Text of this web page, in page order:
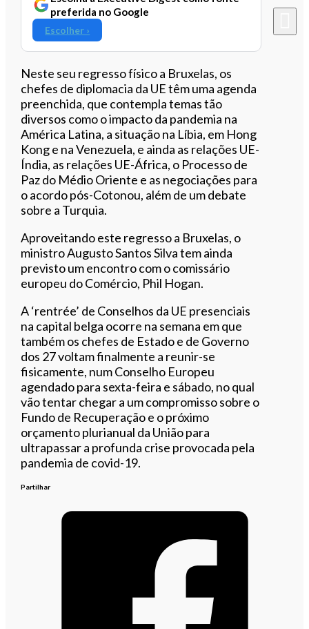
preferida no Google
Escolher ›
Neste seu regresso físico a Bruxelas, os
chefes de diplomacia da UE têm uma agenda
preenchida, que contempla temas tão
diversos como o impacto da pandemia na
América Latina, a situação na Líbia, em Hong
Kong e na Venezuela, e ainda as relações UE-
Índia, as relações UE-África, o Processo de
Paz do Médio Oriente e as negociações para
o acordo pós-Cotonou, além de um debate
sobre a Turquia.
Aproveitando este regresso a Bruxelas, o
ministro Augusto Santos Silva tem ainda
previsto um encontro com o comissário
europeu do Comércio, Phil Hogan.
A ‘rentrée’ de Conselhos da UE presenciais
na capital belga ocorre na semana em que
também os chefes de Estado e de Governo
dos 27 voltam finalmente a reunir-se
fisicamente, num Conselho Europeu
agendado para sexta-feira e sábado, no qual
vão tentar chegar a um compromisso sobre o
Fundo de Recuperação e o próximo
orçamento plurianual da União para
ultrapassar a profunda crise provocada pela
pandemia de covid-19.
Partilhar